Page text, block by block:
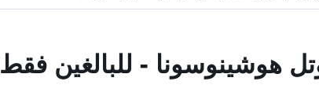
هوشينوسونا - للبالغين فقط